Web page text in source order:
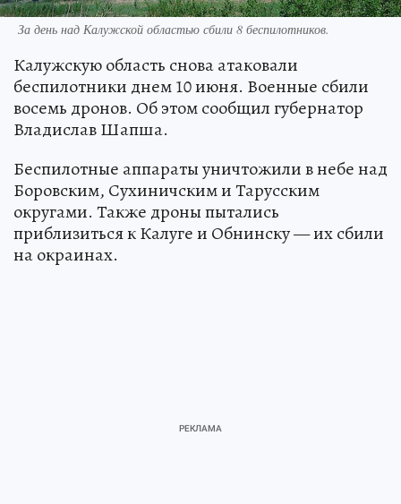
За день над Калужской областью сбили 8 беспилотников.
Калужскую область снова атаковали
беспилотники днем 10 июня. Военные сбили
восемь дронов. Об этом сообщил губернатор
Владислав Шапша.
Беспилотные аппараты уничтожили в небе над
Боровским, Сухиничским и Тарусским
округами. Также дроны пытались
приблизиться к Калуге и Обнинску — их сбили
на окраинах.